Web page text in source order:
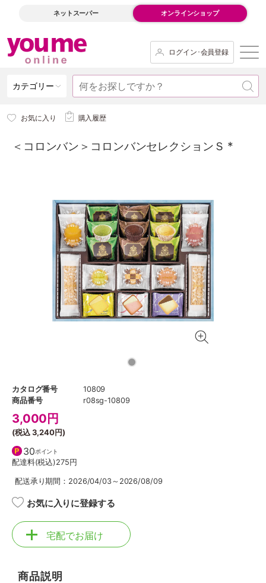
ネットスーパー オンラインショップ
ログイン･会員登録
カテゴリー
お気に入り 購入履歴
＜コロンバン＞コロンバンセレクションＳ *
カタログ番号
10809
商品番号
r08sg-10809
3,000 円
(税込3,240円)
30ポイント
配達料(税込)275円
配送承り期間：2026/04/03～2026/08/09
お気に入りに登録する
宅配でお届け
商品説明